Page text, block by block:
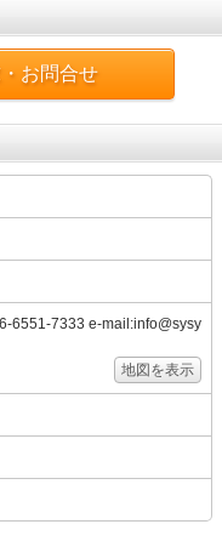
お問合せ
6551-7333 e-mail:info@sysy
地図を表示